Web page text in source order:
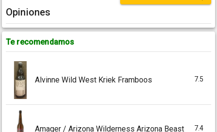
Opiniones
Te recomendamos
Alvinne Wild West Kriek Framboos 7.5
Amager / Arizona Wilderness Arizona Beast 7.4